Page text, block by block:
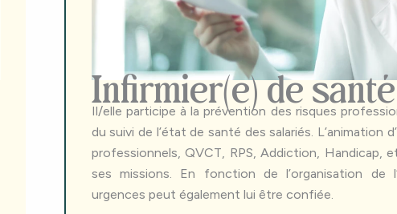
Infirmier(e) de
Il/elle participe à la prévention des risques
du suivi de l’état de santé des salariés. L’animation
professionnels, QVCT, RPS, Addiction, Handicap,
ses missions. En fonction de l’organisation de
urgences peut également lui être confiée.